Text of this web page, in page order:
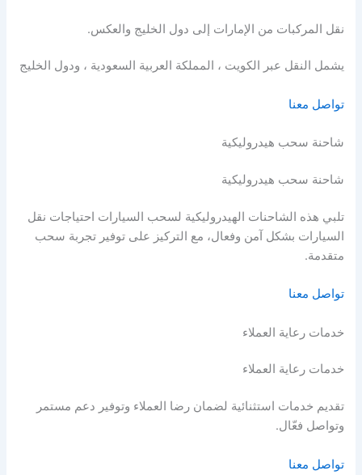
نقل المركبات من الإمارات إلى دول الخليج والعكس.
يشمل النقل عبر الكويت ، المملكة العربية السعودية ، ودول الخليج
تواصل معنا
شاحنة سحب هيدروليكية
شاحنة سحب هيدروليكية
تلبي هذه الشاحنات الهيدروليكية لسحب السيارات احتياجات نقل
السيارات بشكل آمن وفعال، مع التركيز على توفير تجربة سحب
متقدمة.
تواصل معنا
خدمات رعاية العملاء
خدمات رعاية العملاء
تقديم خدمات استثنائية لضمان رضا العملاء وتوفير دعم مستمر
وتواصل فعّال.
تواصل معنا